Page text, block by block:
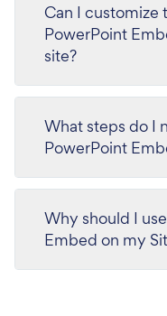
Can I customize
PowerPoint
site?
What steps do I
PowerPoint
Why should I
Embed on my